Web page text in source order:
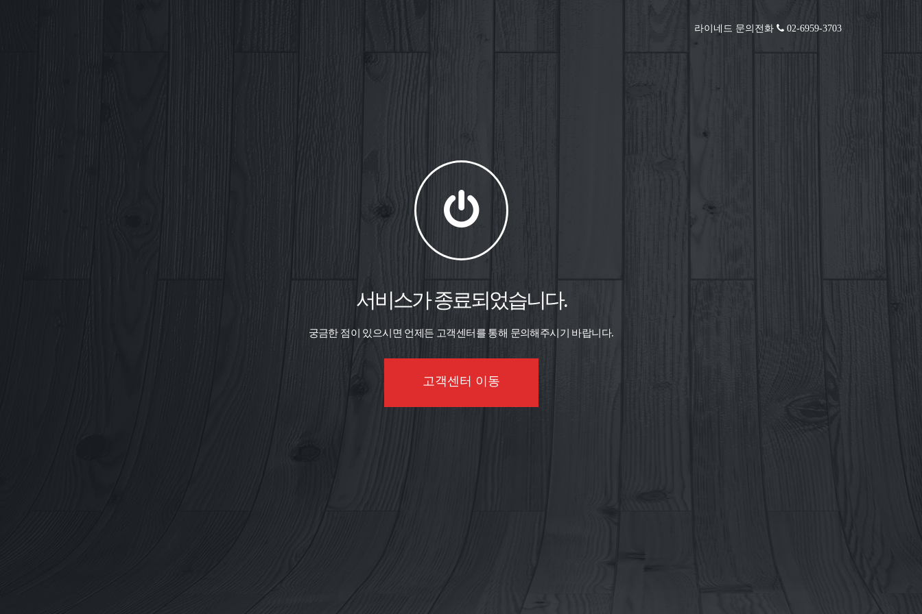
라이네드 문의전화 02-6959-3703
서비스가 종료되었습니다.
궁금한 점이 있으시면 언제든 고객센터를 통해 문의해주시기 바랍니다.
고객센터 이동